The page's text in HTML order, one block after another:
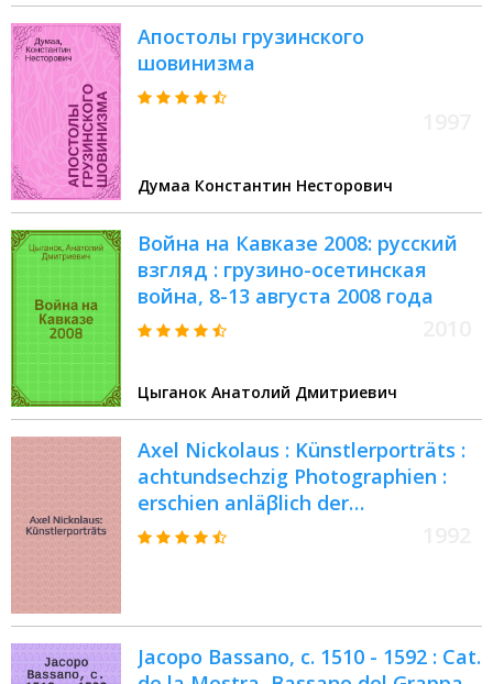
Апостолы грузинского
шовинизма
Думаа Константин Несторович
Война на Кавказе 2008: русский
взгляд : грузино-осетинская
война, 8-13 августа 2008 года
Цыганок Анатолий Дмитриевич
Axel Nickolaus : Künstlerporträts :
achtundsechzig Photographien :
erschien anläβlich der
Ausstellungen in der Kieler
Jacopo Bassano, c. 1510 - 1592 : Cat.